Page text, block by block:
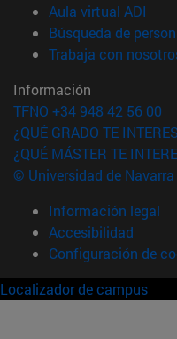
Aula virtual ADI
Búsqueda de
Trabaja con
Información
TFNO +34 948 42 56 00
¿QUÉ GRADO TE
¿QUÉ MÁSTER TE
© Universidad de Navarra
Información legal
Accesibilidad
Configuración de
Localizador de campus